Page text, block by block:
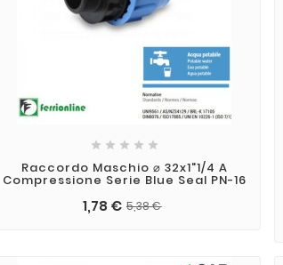
    
Raccordo Maschio ⌀ 32x1"1/4 A
Compressione Serie Blue Seal PN-16
1,78 € 5,38 €